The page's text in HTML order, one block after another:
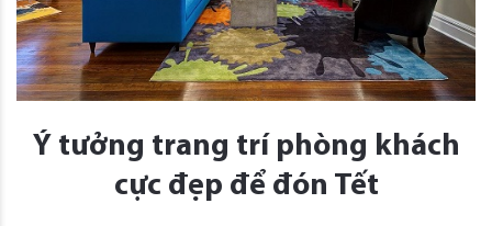
Ý tưởng trang trí phòng khách
cực đẹp để đón Tết